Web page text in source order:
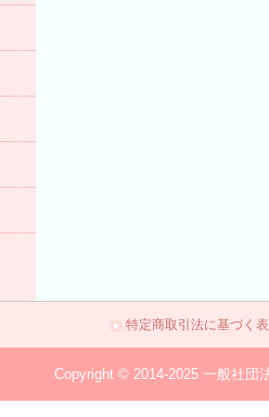
特定商取引法に基づく
Copyright © 2014-2025 一般社団